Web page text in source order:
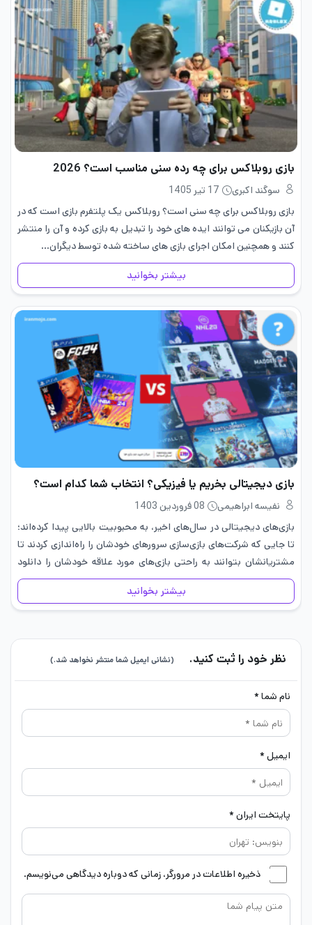
بازی روبلاکس برای چه رده سنی مناسب است؟ 2026
سوگند اکبری
17 تیر 1405
بازی روبلاکس برای چه سنی است؟ روبلاکس یک پلتفرم بازی است که در
آن بازیکنان می توانند ایده های خود را تبدیل به بازی کرده و آن را منتشر
کنند و همچنین امکان اجرای بازی های ساخته شده توسط دیگران…
بیشتر بخوانید
بازی دیجیتالی بخریم یا فیزیکی؟ انتخاب شما کدام است؟
نفیسه ابراهیمی
08 فروردین 1403
بازی‌های دیجیتالی در سال‌های اخیر،‌ به محبوبیت بالایی پیدا کرده‌اند؛
تا جایی که شرکت‌های بازی‌سازی سرورهای خودشان را راه‌اندازی کردند تا
مشتریانشان بتوانند به راحتی بازی‌های مورد علاقه خودشان را دانلود
کنند. با این حال بازی‌های فیزیکی همچنان جایگاه خودشان…
بیشتر بخوانید
نظر خود را ثبت کنید. (نشانی ایمیل شما منتشر نخواهد شد.)
نام شما *
ایمیل *
پایتخت ایران *
ذخیره اطلاعات در مرورگر، زمانی که دوباره دیدگاهی می‌نویسم.